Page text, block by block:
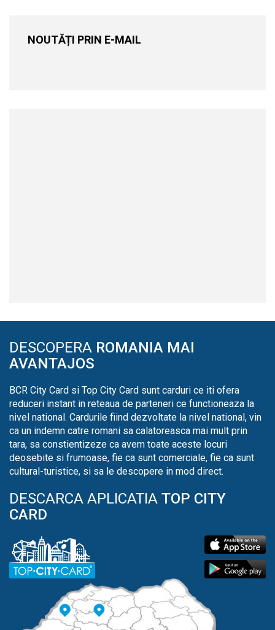
NOUTĂȚI PRIN E-MAIL
DESCOPERA ROMANIA MAI
AVANTAJOS
BCR City Card si Top City Card sunt carduri ce iti ofera
reduceri instant in reteaua de parteneri ce functioneaza la
nivel national. Cardurile fiind dezvoltate la nivel national, vin
ca un indemn catre romani sa calatoreasca mai mult prin
tara, sa constientizeze ca avem toate aceste locuri
deosebite si frumoase, fie ca sunt comerciale, fie ca sunt
cultural-turistice, si sa le descopere in mod direct.
DESCARCA APLICATIA TOP CITY
CARD